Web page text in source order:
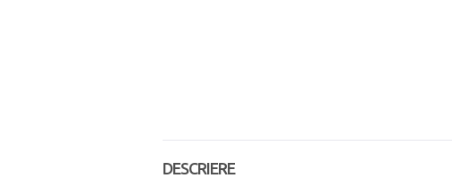
DESCRIERE